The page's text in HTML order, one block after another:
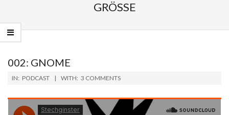
GRÖSSE
002: GNOME
2018-
25
IN: PODCAST WITH: 3 COMMENTS